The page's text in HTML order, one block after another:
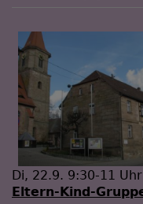
Di, 22.9. 9:30-11 Uhr
Eltern-Kind-